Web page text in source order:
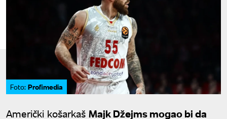
Foto: Profimedia
Američki košarkaš Majk Džejms mogao bi da